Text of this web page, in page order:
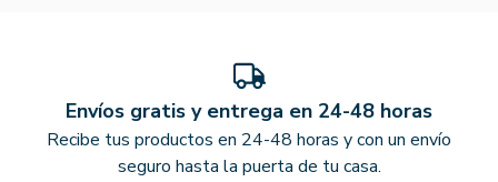
Envíos gratis y entrega en 24-48 horas
Recibe tus productos en 24-48 horas y con un envío
seguro hasta la puerta de tu casa.